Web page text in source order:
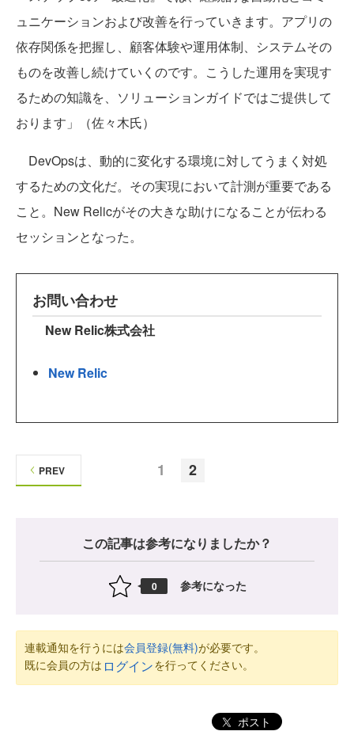
ュニケーションおよび改善を行っていきます。アプリの
依存関係を把握し、顧客体験や運用体制、システムその
ものを改善し続けていくのです。こうした運用を実現す
るための知識を、ソリューションガイドではご提供して
おります」（佐々木氏）
DevOpsは、動的に変化する環境に対してうまく対処
するための文化だ。その実現において計測が重要である
こと。New Relicがその大きな助けになることが伝わる
セッションとなった。
お問い合わせ
New Relic株式会社
New Relic
1 2
PREV
この記事は参考になりましたか？
0 参考になった
連載通知を行うには会員登録(無料)が必要です。
既に会員の方は ログインを行ってください。
ポスト